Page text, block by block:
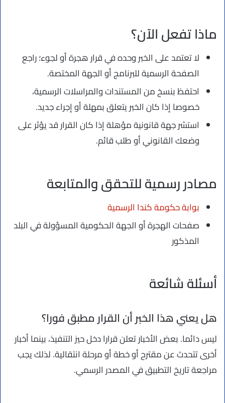
ماذا تفعل الآن؟
لا تعتمد على الخبر وحده في قرار هجرة أو لجوء؛ راجع
الصفحة الرسمية للبرنامج أو الجهة المختصة.
احتفظ بنسخ من المستندات والمراسلات الرسمية،
خصوصا إذا كان الخبر يتعلق بمهلة أو إجراء جديد.
استشر جهة قانونية مؤهلة إذا كان القرار قد يؤثر على
وضعك القانوني أو طلب قائم.
مصادر رسمية للتحقق والمتابعة
بوابة حكومة كندا الرسمية
صفحات الهجرة أو الجهة الحكومية المسؤولة في البلد
المذكور
أسئلة شائعة
هل يعني هذا الخبر أن القرار مطبق فورا؟
ليس دائما. بعض الأخبار تعلن قرارا دخل حيز التنفيذ، بينما أخبار
أخرى تتحدث عن مقترح أو خطة أو مرحلة انتقالية. لذلك يجب
مراجعة تاريخ التطبيق في المصدر الرسمي.